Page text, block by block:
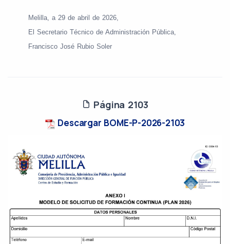
Melilla, a 29 de abril de 2026,
El Secretario Técnico de Administración Pública,
Francisco José Rubio Soler
Página 2103
Descargar BOME-P-2026-2103